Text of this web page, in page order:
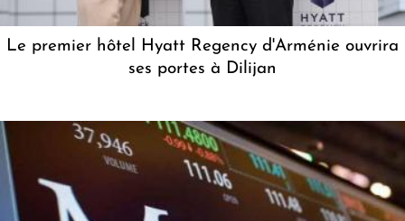
Le premier hôtel Hyatt Regency d'Arménie ouvrira
ses portes à Dilijan